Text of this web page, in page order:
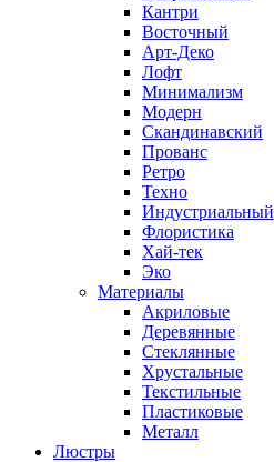
Кантри
Восточный
Арт-Деко
Лофт
Минимализм
Модерн
Скандинавский
Прованс
Ретро
Техно
Индустриальный
Флористика
Хай-тек
Эко
Материалы
Акриловые
Деревянные
Стеклянные
Хрустальные
Текстильные
Пластиковые
Металл
Люстры